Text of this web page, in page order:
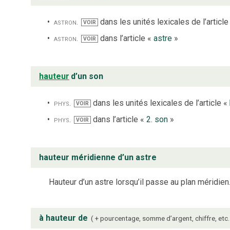
astron. VOIR dans les unités lexicales de l’article
astron.
VOIR dans l’article « astre»
hauteur d’un son
phys. VOIR dans les unités lexicales de l’article «
phys.
VOIR dans l’article « 2. son»
hauteur méridienne d’un astre
Hauteur d’un astre lorsqu’il passe au plan méridien.
à hauteur de + pourcentage, somme d’argent, chiffre, etc.